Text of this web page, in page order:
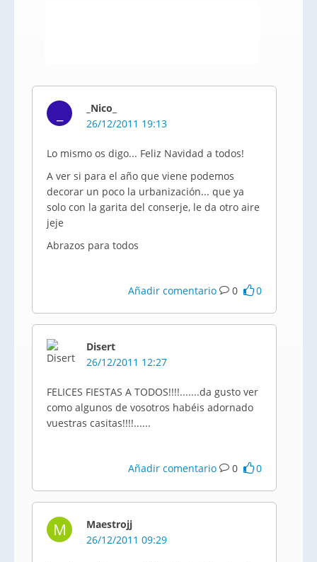
_Nico_
26/12/2011 19:13
Lo mismo os digo... Feliz Navidad a todos!
A ver si para el año que viene podemos
decorar un poco la urbanización... que ya
solo con la garita del conserje, le da otro aire
jeje
Abrazos para todos
Añadir comentario 0 0
Disert
26/12/2011 12:27
FELICES FIESTAS A TODOS!!!!.......da gusto ver
como algunos de vosotros habéis adornado
vuestras casitas!!!!......
Añadir comentario 0 0
M
Maestrojj
26/12/2011 09:29